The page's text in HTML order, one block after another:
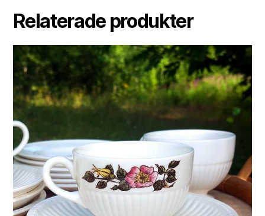
Relaterade produkter